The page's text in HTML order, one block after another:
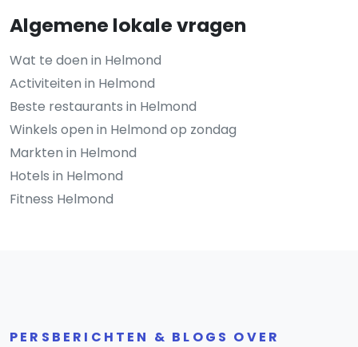
Algemene lokale vragen
Wat te doen in Helmond
Activiteiten in Helmond
Beste restaurants in Helmond
Winkels open in Helmond op zondag
Markten in Helmond
Hotels in Helmond
Fitness Helmond
PERSBERICHTEN & BLOGS OVER